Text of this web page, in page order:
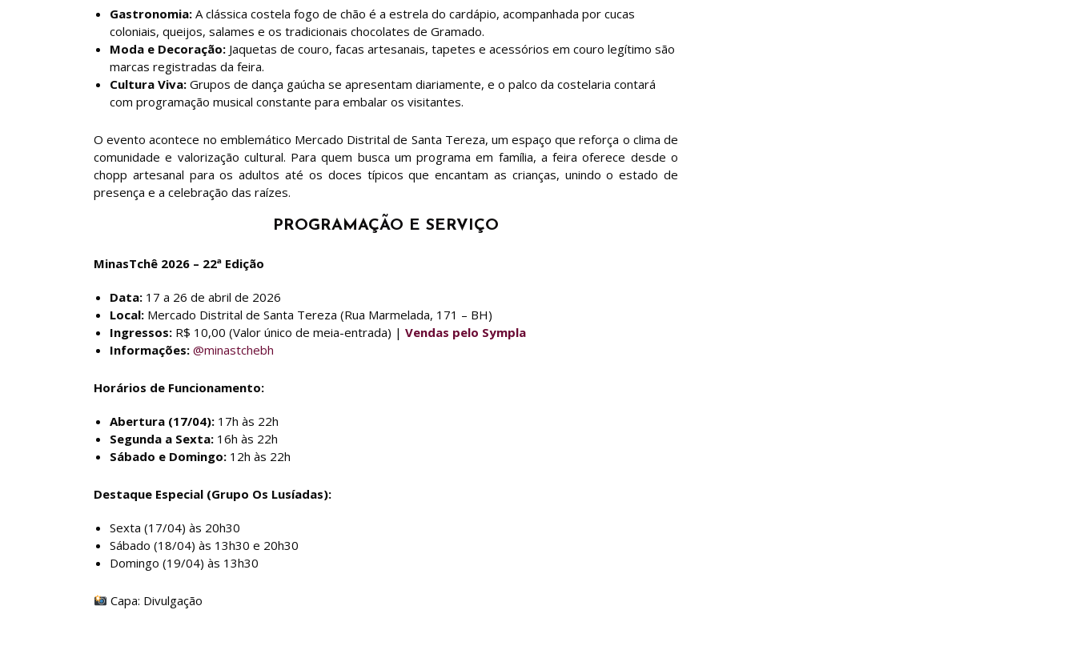
Gastronomia: A clássica costela fogo de chão é a estrela do cardápio, acompanhada por cucas
coloniais, queijos, salames e os tradicionais chocolates de Gramado.
Moda e Decoração: Jaquetas de couro, facas artesanais, tapetes e acessórios em couro legítimo são
marcas registradas da feira.
Cultura Viva: Grupos de dança gaúcha se apresentam diariamente, e o palco da costelaria contará
com programação musical constante para embalar os visitantes.
O evento acontece no emblemático Mercado Distrital de Santa Tereza, um espaço que reforça o clima de
comunidade e valorização cultural. Para quem busca um programa em família, a feira oferece desde o
chopp artesanal para os adultos até os doces típicos que encantam as crianças, unindo o estado de
presença e a celebração das raízes.
PROGRAMAÇÃO E SERVIÇO
MinasTchê 2026 – 22ª Edição
Data: 17 a 26 de abril de 2026
Local: Mercado Distrital de Santa Tereza (Rua Marmelada, 171 – BH)
Ingressos: R$ 10,00 (Valor único de meia-entrada) | Vendas pelo Sympla
Informações: @minastchebh
Horários de Funcionamento:
Abertura (17/04): 17h às 22h
Segunda a Sexta: 16h às 22h
Sábado e Domingo: 12h às 22h
Destaque Especial (Grupo Os Lusíadas):
Sexta (17/04) às 20h30
Sábado (18/04) às 13h30 e 20h30
Domingo (19/04) às 13h30
Capa: Divulgação